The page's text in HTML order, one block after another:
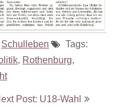
Schulleben
Tags:
, Rothenburg,
Post: U18-Wahl